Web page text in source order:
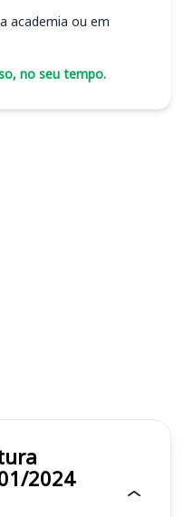
academia ou em
no seu tempo.
2024